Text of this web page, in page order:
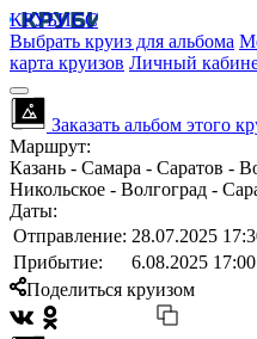
КРУБИСС
Выбрать круиз для альбома
карта круизов Личный
Заказать альбом этого
Маршрут:
Казань - Самара - Саратов -
Никольское - Волгоград -
Даты:
Отправление: 28.07.2025
Прибытие:
6.08.2025 17:00
Поделиться круизом